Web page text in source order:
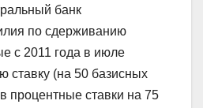
банк
по сдерживанию
с 2011 года в июле
ставку (на 50 базисных
процентные ставки на 75